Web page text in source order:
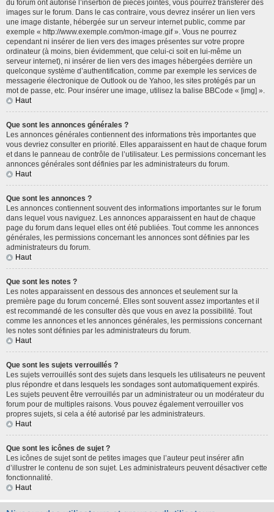
du forum ont autorisé l’insertion de pièces jointes, vous pourrez transférer des
images sur le forum. Dans le cas contraire, vous devrez insérer un lien vers
une image distante, hébergée sur un serveur internet public, comme par
exemple « http://www.exemple.com/mon-image.gif ». Vous ne pourrez
cependant ni insérer de lien vers des images présentes sur votre propre
ordinateur (à moins, bien évidemment, que celui-ci soit en lui-même un
serveur internet), ni insérer de lien vers des images hébergées derrière un
quelconque système d’authentification, comme par exemple les services de
messagerie électronique de Outlook ou de Yahoo, les sites protégés par un
mot de passe, etc. Pour insérer une image, utilisez la balise BBCode « [img] ».
Haut
Que sont les annonces générales ?
Les annonces générales contiennent des informations très importantes que
vous devriez consulter en priorité. Elles apparaissent en haut de chaque forum
et dans le panneau de contrôle de l’utilisateur. Les permissions concernant les
annonces générales sont définies par les administrateurs du forum.
Haut
Que sont les annonces ?
Les annonces contiennent souvent des informations importantes sur le forum
dans lequel vous naviguez. Les annonces apparaissent en haut de chaque
page du forum dans lequel elles ont été publiées. Tout comme les annonces
générales, les permissions concernant les annonces sont définies par les
administrateurs du forum.
Haut
Que sont les notes ?
Les notes apparaissent en dessous des annonces et seulement sur la
première page du forum concerné. Elles sont souvent assez importantes et il
est recommandé de les consulter dès que vous en avez la possibilité. Tout
comme les annonces et les annonces générales, les permissions concernant
les notes sont définies par les administrateurs du forum.
Haut
Que sont les sujets verrouillés ?
Les sujets verrouillés sont des sujets dans lesquels les utilisateurs ne peuvent
plus répondre et dans lesquels les sondages sont automatiquement expirés.
Les sujets peuvent être verrouillés par un administrateur ou un modérateur du
forum pour de multiples raisons. Vous pouvez également verrouiller vos
propres sujets, si cela a été autorisé par les administrateurs.
Haut
Que sont les icônes de sujet ?
Les icônes de sujet sont de petites images que l’auteur peut insérer afin
d’illustrer le contenu de son sujet. Les administrateurs peuvent désactiver cette
fonctionnalité.
Haut